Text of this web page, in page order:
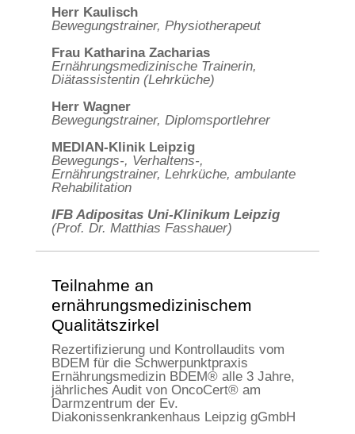
Herr Kaulisch
Bewegungstrainer, Physiotherapeut
Frau Katharina Zacharias
Ernährungsmedizinische Trainerin,
Diätassistentin (Lehrküche)
Herr Wagner
Bewegungstrainer, Diplomsportlehrer
MEDIAN-Klinik Leipzig
Bewegungs-, Verhaltens-,
Ernährungstrainer, Lehrküche, ambulante
Rehabilitation
IFB Adipositas Uni-Klinikum Leipzig
(Prof. Dr. Matthias Fasshauer)
Teilnahme an
ernährungsmedizinischem
Qualitätszirkel
Rezertifizierung und Kontrollaudits vom
BDEM für die Schwerpunktpraxis
Ernährungsmedizin BDEM® alle 3 Jahre,
jährliches Audit von OncoCert® am
Darmzentrum der Ev.
Diakonissenkrankenhaus Leipzig gGmbH